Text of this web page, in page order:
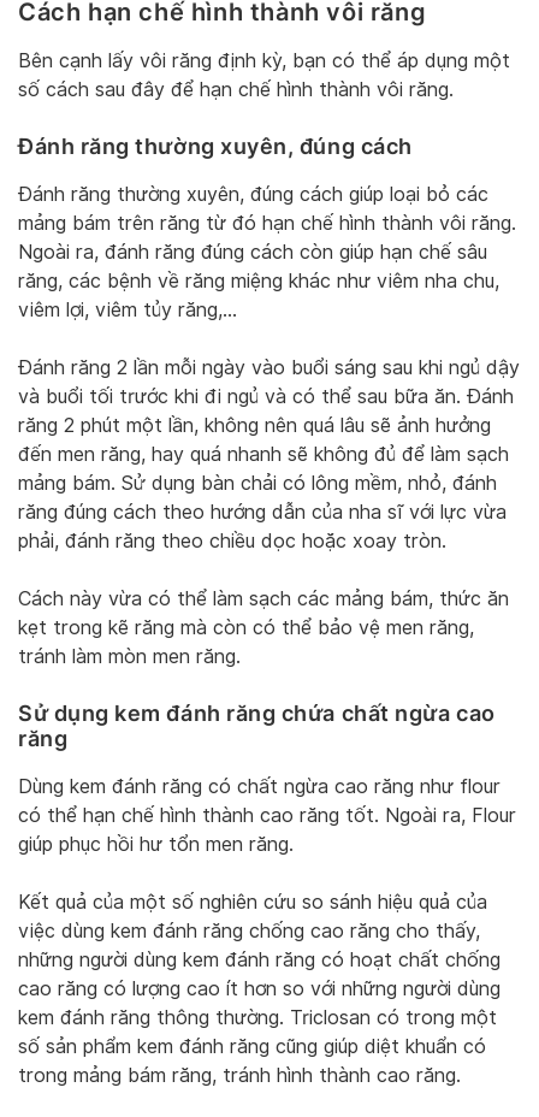
Cách hạn chế hình thành vôi răng
Bên cạnh lấy vôi răng định kỳ, bạn có thể áp dụng một
số cách sau đây để hạn chế hình thành vôi răng.
Đánh răng thường xuyên, đúng cách
Đánh răng thường xuyên, đúng cách giúp loại bỏ các
mảng bám trên răng từ đó hạn chế hình thành vôi răng.
Ngoài ra, đánh răng đúng cách còn giúp hạn chế sâu
răng, các bệnh về răng miệng khác như viêm nha chu,
viêm lợi, viêm tủy răng,…
Đánh răng 2 lần mỗi ngày vào buổi sáng sau khi ngủ dậy
và buổi tối trước khi đi ngủ và có thể sau bữa ăn. Đánh
răng 2 phút một lần, không nên quá lâu sẽ ảnh hưởng
đến men răng, hay quá nhanh sẽ không đủ để làm sạch
mảng bám. Sử dụng bàn chải có lông mềm, nhỏ, đánh
răng đúng cách theo hướng dẫn của nha sĩ với lực vừa
phải, đánh răng theo chiều dọc hoặc xoay tròn.
Cách này vừa có thể làm sạch các mảng bám, thức ăn
kẹt trong kẽ răng mà còn có thể bảo vệ men răng,
tránh làm mòn men răng.
Sử dụng kem đánh răng chứa chất ngừa cao
răng
Dùng kem đánh răng có chất ngừa cao răng như flour
có thể hạn chế hình thành cao răng tốt. Ngoài ra, Flour
giúp phục hồi hư tổn men răng.
Kết quả của một số nghiên cứu so sánh hiệu quả của
việc dùng kem đánh răng chống cao răng cho thấy,
những người dùng kem đánh răng có hoạt chất chống
cao răng có lượng cao ít hơn so với những người dùng
kem đánh răng thông thường. Triclosan có trong một
số sản phẩm kem đánh răng cũng giúp diệt khuẩn có
trong mảng bám răng, tránh hình thành cao răng.